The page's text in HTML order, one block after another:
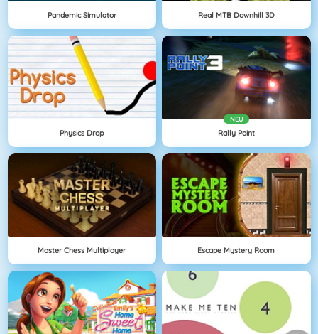
Pandemic Simulator Real MTB Downhill 3D
Physics Drop
NEU
Rally Point
Master Chess Multiplayer Escape Mystery Room